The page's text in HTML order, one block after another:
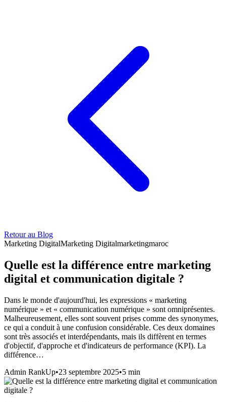
Retour au Blog
Marketing DigitalMarketing Digitalmarketingmaroc
Quelle est la différence entre marketing
digital et communication digitale ?
Dans le monde d'aujourd'hui, les expressions « marketing
numérique » et « communication numérique » sont omniprésentes.
Malheureusement, elles sont souvent prises comme des synonymes,
ce qui a conduit à une confusion considérable. Ces deux domaines
sont très associés et interdépendants, mais ils diffèrent en termes
d'objectif, d'approche et d'indicateurs de performance (KPI). La
différence…
Admin RankUp•23 septembre 2025•5 min